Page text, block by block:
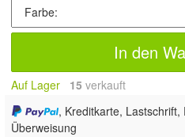
In den
Auf Lager 15 verkauft
, Kreditkarte,
Überweisung